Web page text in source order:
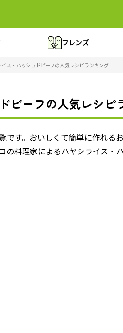
フレンズ
イス・ハッシュドビーフの人気レシピランキング
ビーフの人気レシピ
です。おいしくて簡単に作れる
料理家によるハヤシライス・